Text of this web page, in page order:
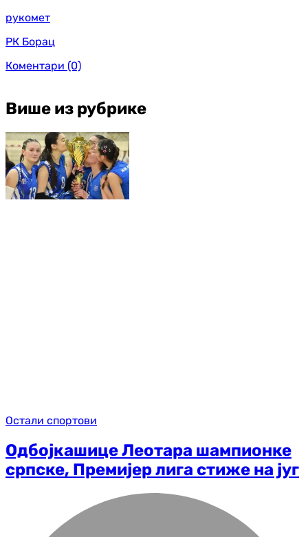
рукомет
РК Борац
Коментари (0)
Више из рубрике
Остали спортови
Одбојкашице Леотара шампионке
српске, Премијер лига стиже на југ